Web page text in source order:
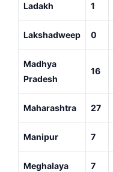
Ladakh 1
Lakshadweep 0
Madhya
Pradesh
16
Maharashtra 27
Manipur 7
Meghalaya 7